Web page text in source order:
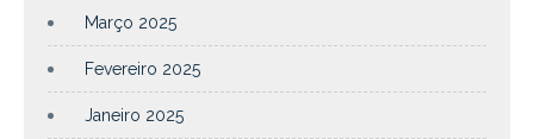
Março 2025
Fevereiro 2025
Janeiro 2025